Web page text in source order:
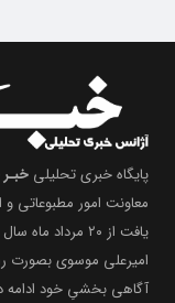
پایگاه خبری تحلیلی
معاونت امور مطبوعاتی
امیرعلی موسوی بصورت
آگاهی بخشیِ خود ادامه